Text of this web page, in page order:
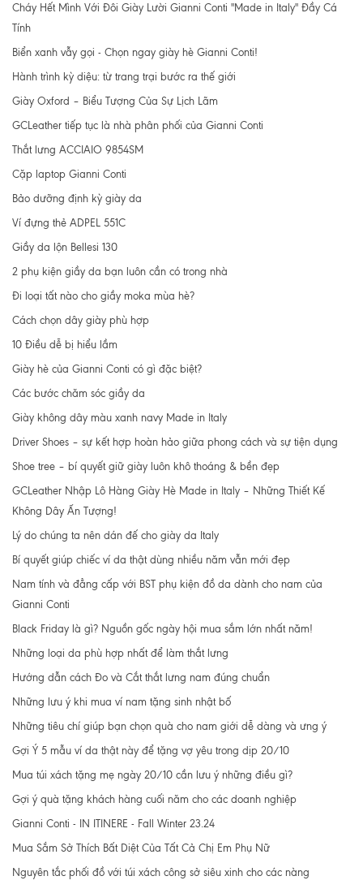
Cháy Hết Mình Với Đôi Giày Lười Gianni Conti "Made in Italy" Đầy Cá
Tính
Biển xanh vẫy gọi - Chọn ngay giày hè Gianni Conti!
Hành trình kỳ diệu: từ trang trại bước ra thế giới
Giày Oxford – Biểu Tượng Của Sự Lịch Lãm
GCLeather tiếp tục là nhà phân phối của Gianni Conti
Thắt lưng ACCIAIO 9854SM
Cặp laptop Gianni Conti
Bảo dưỡng định kỳ giày da
Ví đựng thẻ ADPEL 551C
Giầy da lộn Bellesi 130
2 phụ kiện giầy da bạn luôn cần có trong nhà
Đi loại tất nào cho giầy moka mùa hè?
Cách chọn dây giày phù hợp
10 Điều dễ bị hiểu lầm
Giày hè của Gianni Conti có gì đặc biệt?
Các bước chăm sóc giầy da
Giày không dây màu xanh navy Made in Italy
Driver Shoes – sự kết hợp hoàn hảo giữa phong cách và sự tiện dụng
Shoe tree – bí quyết giữ giày luôn khô thoáng & bền đẹp
GCLeather Nhập Lô Hàng Giày Hè Made in Italy – Những Thiết Kế
Không Dây Ấn Tượng!
Lý do chúng ta nên dán đế cho giày da Italy
Bí quyết giúp chiếc ví da thật dùng nhiều năm vẫn mới đẹp
Nam tính và đẳng cấp với BST phụ kiện đồ da dành cho nam của
Gianni Conti
Black Friday là gì? Nguồn gốc ngày hội mua sắm lớn nhất năm!
Những loại da phù hợp nhất để làm thắt lưng
Hướng dẫn cách Đo và Cắt thắt lưng nam đúng chuẩn
Những lưu ý khi mua ví nam tặng sinh nhật bố
Những tiêu chí giúp bạn chọn quà cho nam giới dễ dàng và ưng ý
Gợi Ý 5 mẫu ví da thật này để tặng vợ yêu trong dịp 20/10
Mua túi xách tặng mẹ ngày 20/10 cần lưu ý những điều gì?
Gợi ý quà tặng khách hàng cuối năm cho các doanh nghiệp
Gianni Conti - IN ITINERE - Fall Winter 23.24
Mua Sắm Sở Thích Bất Diệt Của Tất Cả Chị Em Phụ Nữ
Nguyên tắc phối đồ với túi xách công sở siêu xinh cho các nàng